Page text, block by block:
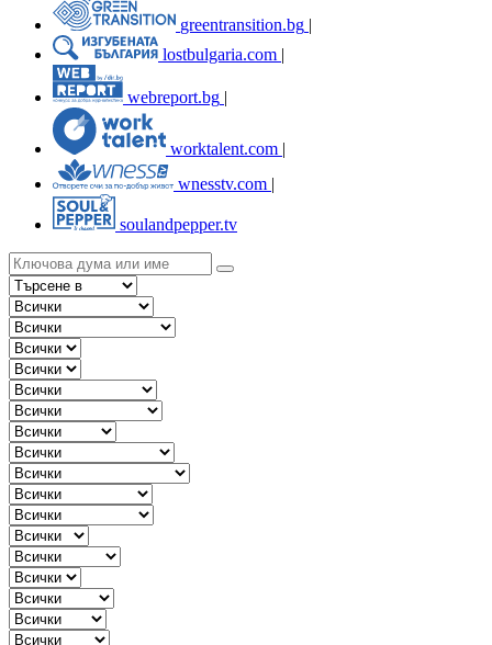
greentransition.bg |
lostbulgaria.com |
webreport.bg
worktalent.com |
wnesstv.com |
soulandpepper.tv